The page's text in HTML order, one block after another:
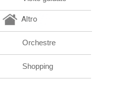
Altro
Orchestre
Shopping